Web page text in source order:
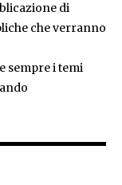
di
che verranno
sempre i temi